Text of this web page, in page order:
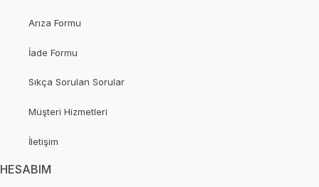
Arıza Formu
İade Formu
Sıkça Sorulan Sorular
Müşteri Hizmetleri
İletişim
HESABIM